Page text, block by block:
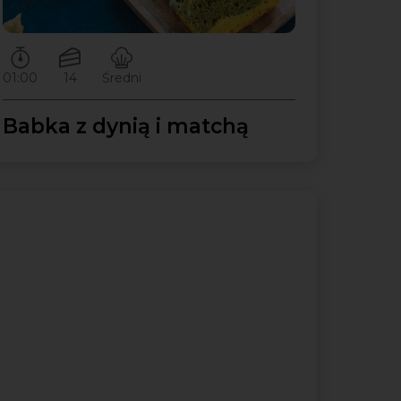
Czas przygotowywania:
01:00
Ilość porcji:
14
Poziom trudności:
Średni
Babka z dynią i matchą